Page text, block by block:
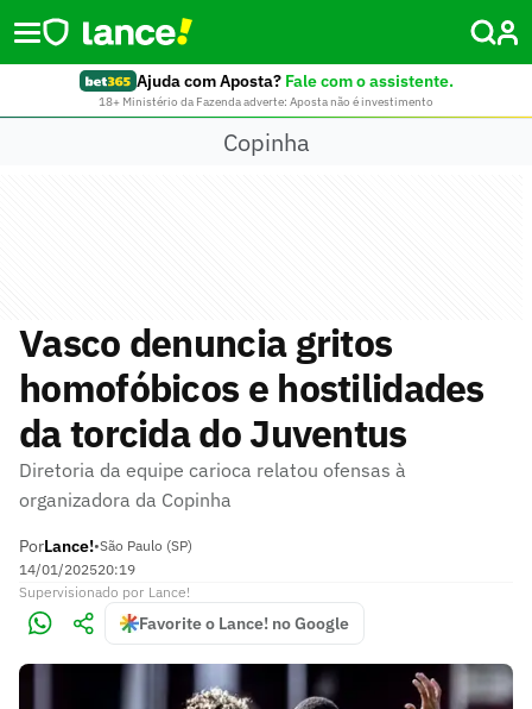
Ajuda com Aposta? Fale com o assistente.
18+ Ministério da Fazenda adverte: Aposta não é investimento
Copinha
Vasco denuncia gritos
homofóbicos e hostilidades
da torcida do Juventus
Diretoria da equipe carioca relatou ofensas à
organizadora da Copinha
PorLance!•São Paulo (SP)
14/01/202520:19
Supervisionado por Lance!
Favorite o Lance! no Google